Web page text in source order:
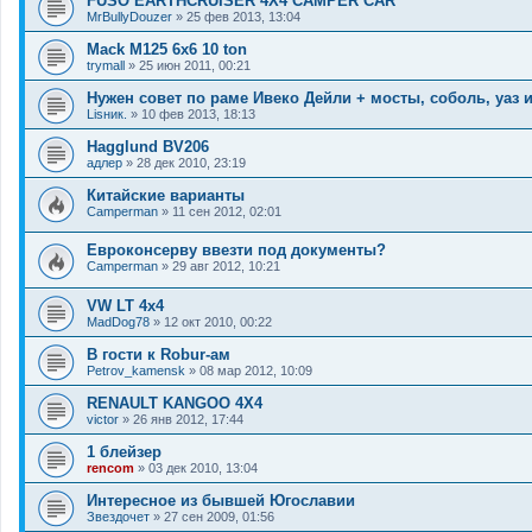
MrBullyDouzer » 25 фев 2013, 13:04
Mack M125 6x6 10 ton
trymall » 25 июн 2011, 00:21
Нужен совет по раме Ивеко Дейли + мосты, соболь, уаз
Lisник. » 10 фев 2013, 18:13
Hagglund BV206
адлер » 28 дек 2010, 23:19
Китайские варианты
Camperman » 11 сен 2012, 02:01
Евроконсерву ввезти под документы?
Camperman » 29 авг 2012, 10:21
VW LT 4x4
MadDog78 » 12 окт 2010, 00:22
В гости к Robur-ам
Petrov_kamensk » 08 мар 2012, 10:09
RENAULT KANGOO 4X4
victor » 26 янв 2012, 17:44
1 блейзер
rencom » 03 дек 2010, 13:04
Интересное из бывшей Югославии
Звездочет » 27 сен 2009, 01:56